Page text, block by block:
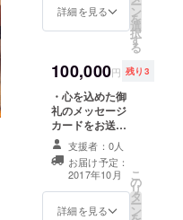
のお得
をお送
りさせ
ていた
だきま
す！ ※
お披露
目レセ
プショ
ン上映
会では
使用で
ち上げ
る予定
のHPに
者とし
てのク
レジッ
トを表
記させ
だきま
す。
（ご希
望者の
み） ・
詳細を見る ー
ン
を
選
択
す
る
100,000円 残り3
・心を込めた御
礼のメッセージ
カードをお送り
させていただき
ます。 ・今回新
たに立ち上げる
予定のHPにご協
力者としてのク
レジットを表記
支援者：0人
お届け予定：
2017年10月
詳細を見る
こ
の
リ
タ
ー
ン